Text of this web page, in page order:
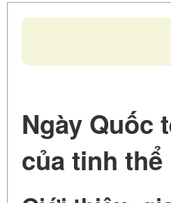
Ngày Quốc
của tinh thể